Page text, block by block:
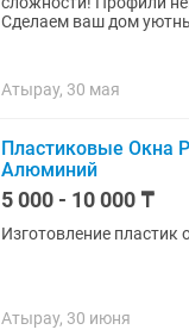
Сделаем ваш дом
Атырау, 30 мая
Пластиковые Окна
Алюминий
5 000 - 10 000 ₸
Изготовление
Атырау, 30 июня